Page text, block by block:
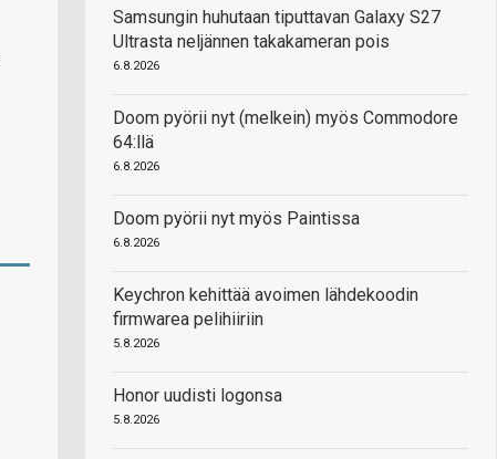
Samsungin huhutaan tiputtavan Galaxy S27
Ultrasta neljännen takakameran pois
6.8.2026
Doom pyörii nyt (melkein) myös Commodore
64:llä
6.8.2026
Doom pyörii nyt myös Paintissa
6.8.2026
Keychron kehittää avoimen lähdekoodin
firmwarea pelihiiriin
5.8.2026
Honor uudisti logonsa
5.8.2026